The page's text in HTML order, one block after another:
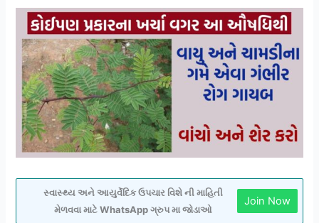
સ્વાસ્થ્ય અને આયુર્વેદિક ઉપચાર વિશે ની માહિતી
મેળવવા માટે WhatsApp ગ્રુપ મા જોડાઓ
Join Now